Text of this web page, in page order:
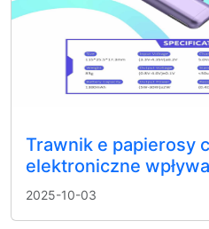
Trawnik e papierosy
elektroniczne
2025-10-03